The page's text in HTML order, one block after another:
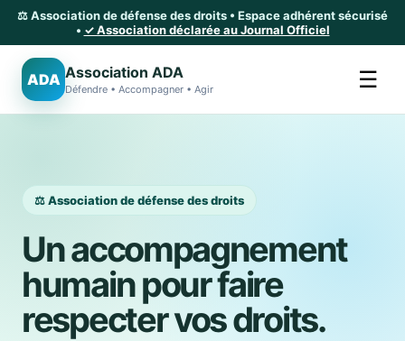
⚖️ Association de défense des droits • Espace adhérent sécurisé
• ✓ Association déclarée au Journal Officiel
ADA Association ADA
Défendre • Accompagner • Agir ☰
⚖️ Association de défense des droits
Un accompagnement
humain pour faire
respecter vos droits.